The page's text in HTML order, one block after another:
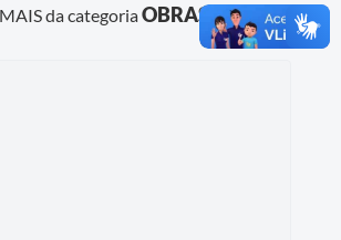
da categoriaOBRAS